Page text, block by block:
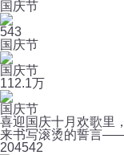
国庆节
543
国庆节
国庆节
112.1万
国庆节
喜迎国庆十月欢歌里
来书写滚烫的誓言——
204542